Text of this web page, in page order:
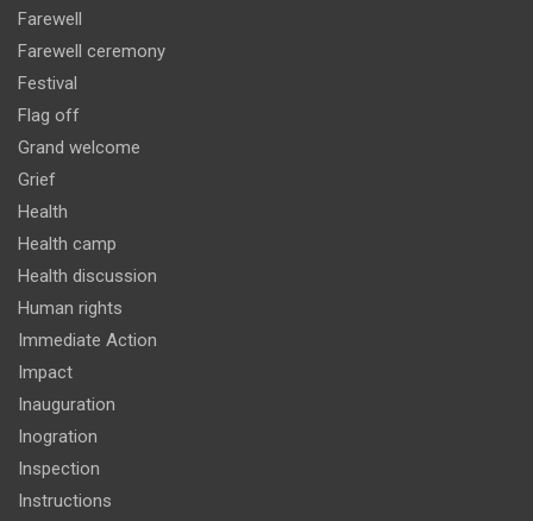
Farewell
Farewell ceremony
Festival
Flag off
Grand welcome
Grief
Health
Health camp
Health discussion
Human rights
Immediate Action
Impact
Inauguration
Inogration
Inspection
Instructions